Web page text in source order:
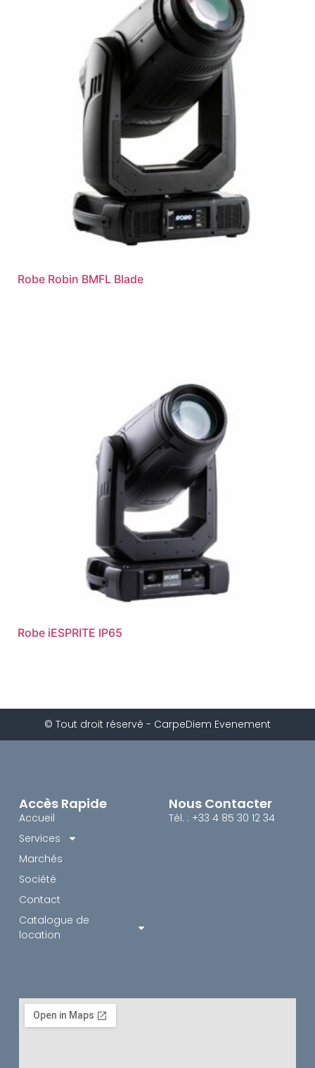
Robe Robin BMFL Blade
Robe iESPRITE IP65
© Tout droit réservé - CarpeDiem Evenement
Accès Rapide
Accueil
Services
Marchés
Société
Contact
Catalogue de
location
Nous Contacter
Tél. : +33 4 85 30 12 34